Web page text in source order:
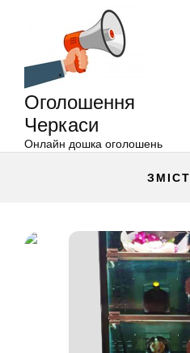
Оголошення
Черкаси
Онлайн дошка оголошень
ЗМІСТ